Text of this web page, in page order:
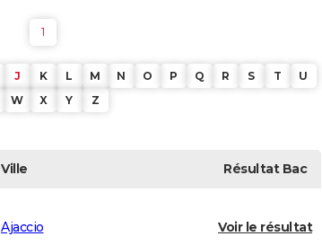
1
J K L M N O P Q R S T
U
W X Y Z
Ville RésultatBac
Ajaccio Voir le résultat